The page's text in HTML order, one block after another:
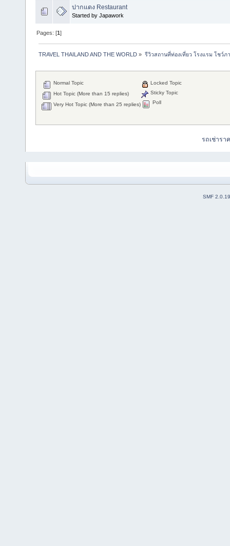
ปากแดง Restaurant
Started by Japawork
Pages: [1]
TRAVEL THAILAND AND THE WORLD » รีวิวสถานที่ท่องเที่ยว โรงแรม โชว์ภ
Normal Topic
Hot Topic (More than 15 replies)
Very Hot Topic (More than 25 replies)
Locked Topic
Sticky Topic
Poll
รถเช่าร
SMF 2.0.19